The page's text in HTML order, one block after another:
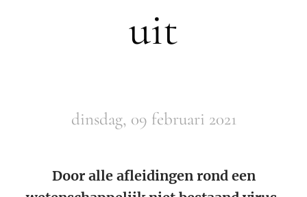
uit
dinsdag, 09 februari 2021
Door alle afleidingen rond een